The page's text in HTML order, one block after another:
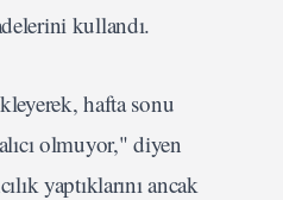
kullandı.
hafta sonu
olmuyor," diyen
yaptıklarını ancak